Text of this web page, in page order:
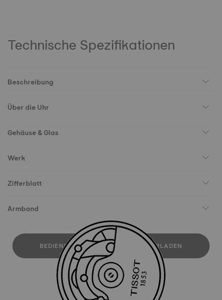
Technische Spezifikationen
Beschreibung
Über die Uhr
Gehäuse & Glas
Werk
Zifferblatt
Armband
BEDIENUNGSANLEITUNG HERUNTERLADEN